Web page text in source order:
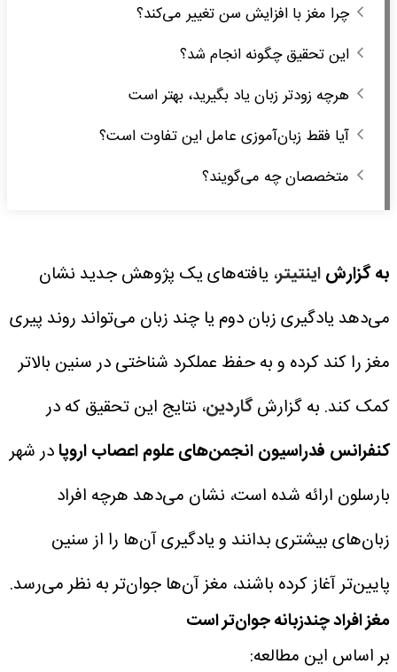
چرا مغز با افزایش سن تغییر می‌کند؟
این تحقیق چگونه انجام شد؟
هرچه زودتر زبان یاد بگیرید، بهتر است
آیا فقط زبان‌آموزی عامل این تفاوت است؟
متخصصان چه می‌گویند؟
به گزارشاینتیتر، یافته‌های یک پژوهش جدید نشان
می‌دهد یادگیری زبان دوم یا چند زبان می‌تواند روند پیری
مغز را کند کرده و به حفظ عملکرد شناختی در سنین بالاتر
کمک کند. به گزارشگاردین، نتایج این تحقیق که در
کنفرانس فدراسیون انجمن‌های علوم اعصاب اروپادر شهر
بارسلون ارائه شده است، نشان می‌دهد هرچه افراد
زبان‌های بیشتری بدانند و یادگیری آن‌ها را از سنین
پایین‌تر آغاز کرده باشند، مغز آن‌ها جوان‌تر به نظر می‌رسد.
مغز افراد چندزبانه جوان‌تر است
بر اساس این مطالعه: